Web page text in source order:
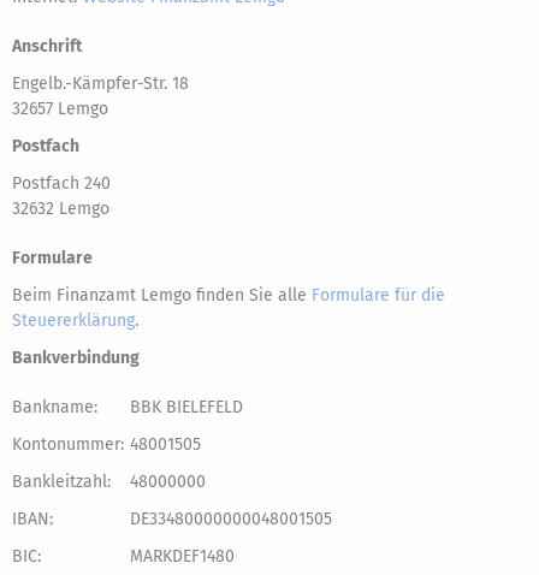
Anschrift
Engelb.-Kämpfer-Str. 18
32657 Lemgo
Postfach
Postfach 240
32632 Lemgo
Formulare
Beim Finanzamt Lemgo finden Sie alle Formulare für die
Steuererklärung.
Bankverbindung
Bankname:
BBK BIELEFELD
Kontonummer: 48001505
Bankleitzahl:
48000000
IBAN:
DE33480000000048001505
BIC:
MARKDEF1480